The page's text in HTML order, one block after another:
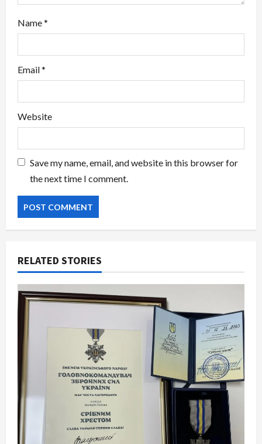
Name*
Email*
Website
Save my name, email, and website in this browser for
the next time I comment.
RELATED STORIES